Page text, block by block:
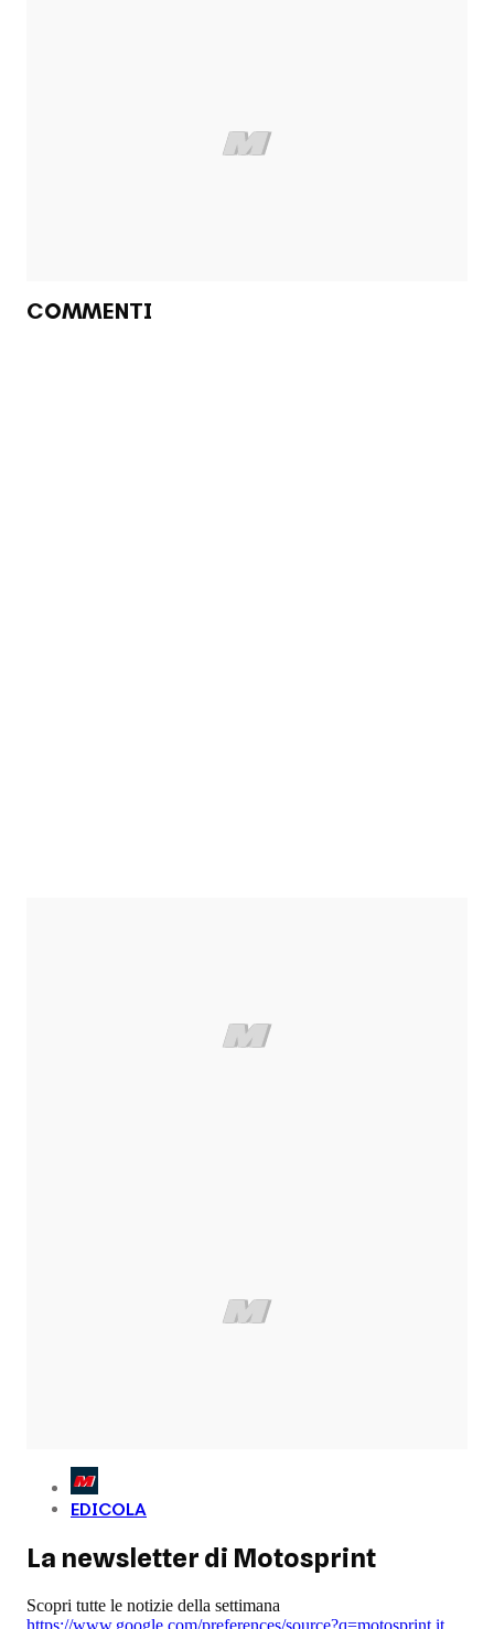
COMMENTI
EDICOLA
La newsletter di Motosprint
Scopri tutte le notizie della settimana
https://www.google.com/preferences/source?q=motosprint.it